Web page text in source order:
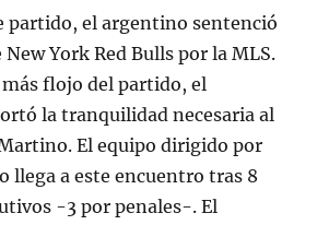
partido, el argentino sentenció
York Red Bulls por la MLS.
flojo del partido, el
la tranquilidad necesaria al
El equipo dirigido por
llega a este encuentro tras 8
-3 por penales-. El